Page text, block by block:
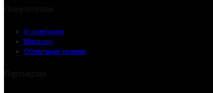
О компании
Магазин
Обратный звонок